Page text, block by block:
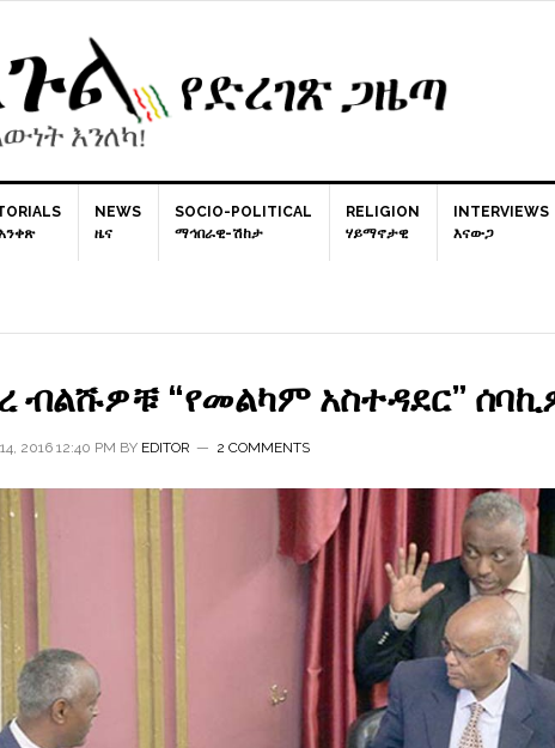
NEWS
ዜና
SOCIO-POLITICAL
ማኅበራዊ-ሽከታ
RELIGION
ሃይማኖታዊ
INTERVIEWS
እናውጋ
ብልሹዎቹ “የመልካም አስተዳደር”
2016 12:40 PM BY EDITOR 2 COMMENTS